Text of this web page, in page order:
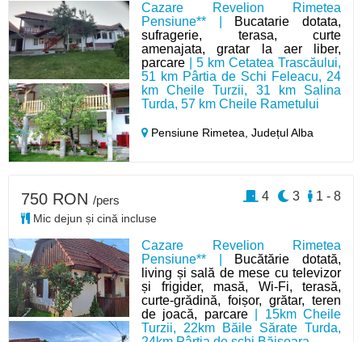
Cazare Revelion Rimetea
Pensiune** | Bucatarie dotata,
sufragerie, terasa, curte
amenajata, gratar la aer liber,
parcare | 5 km Cetatea Trascăului,
51 km Pârtia de Schi Feleacu, 24
km Cheile Turzii, 31 km Salina
Turda, 57 km Cheile Rametului
Pensiune Rimetea,Județul Alba
Cazare Revelion Rimetea
Pensiune** | Bucătărie dotată,
living și sală de mese cu televizor
și frigider, masă, Wi-Fi, terasă,
curte-grădină, foișor, grătar, teren
de joacă, parcare| 15km Cheile
Turzii, 22km Băile Sărate Turda,
750 RON /pers
Mic dejun și cină incluse
1 - 8
3
4